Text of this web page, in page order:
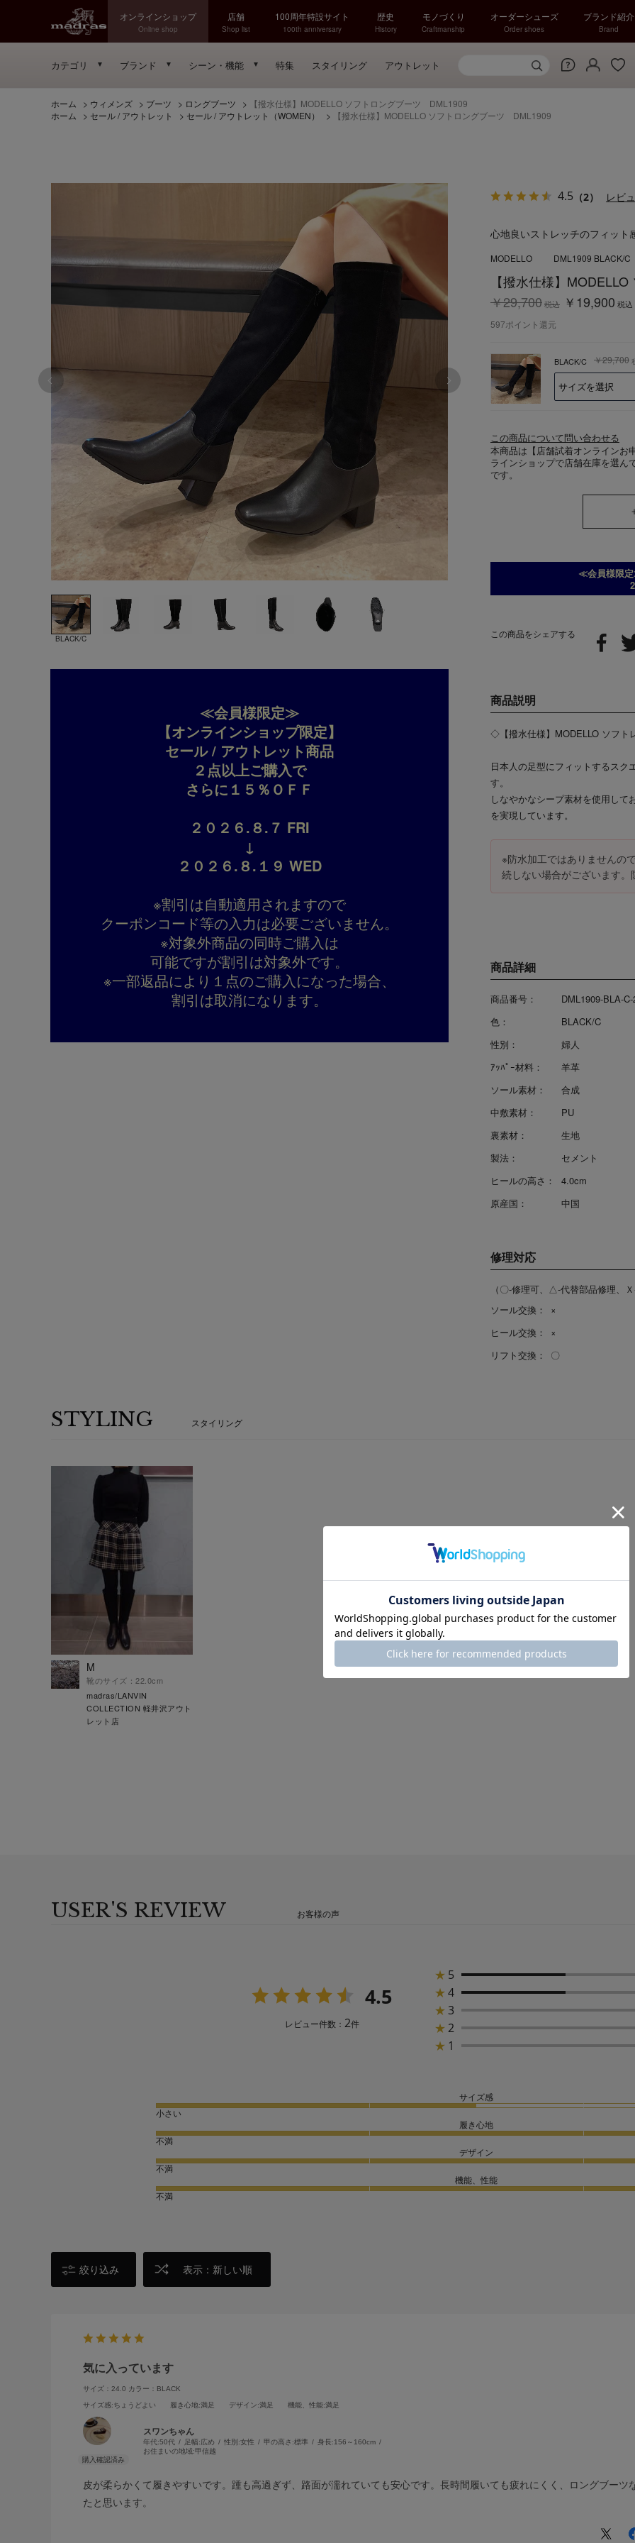
オンラインショップ
Online shop
店舗
Shop list
100周年特設サイト
100th anniversary
歴史
History
モノづくり
Craftmanship
オーダーシューズ
Order shoes
ブランド紹介
Brand
カテゴリ ブランド シーン・機能 特集 スタイリング アウトレット
ホーム > ウィメンズ > ブーツ > ロングブーツ >
【撥水仕様】MODELLO ソフトロングブーツ DML1909
ホーム
> セール / アウトレット > セール / アウトレット（WOMEN） > 【撥水仕様】MODELLO ソフトロングブーツ DML1909
BLACK/C
≪会員様限定≫
【オンラインショップ限定】
セール / アウトレット商品
２点以上ご購入で
さらに１５％ＯＦＦ
２０２６.８.７ FRI
↓
２０２６.８.１９ WED
※割引は自動適用されますので
クーポンコード等の入力は必要ございません。
※対象外商品の同時ご購入は
可能ですが割引は対象外です。
※一部返品により１点のご購入になった場合、
割引は取消になります。
この商品をシェアする
4.5 （2） レビ
心地良いストレッチのフィット
【撥水仕様】
￥19,900 税込
￥29,700税込
商品詳細
商品番号：
DML1909-BLA-
色：
BLACK/C
性別：
婦人
ｱｯﾊﾟｰ材料：
羊革
ソール素材：
合成
中敷素材：
PU
裏素材：
生地
製法：
セメント
ヒールの高さ：
4.0cm
原産国：
中国
修理対応
（〇-修理可、△-代替部品修理、
ソール交換：
×
ヒール交換：
×
リフト交換：
〇
BLACK/C ￥29,700
MODELLO DML1909 BLACK/C
597ポイント還元
商品説明
◇【撥水仕様】MODELLO ソフト
日本人の足型にフィットするスク
す。
しなやかなシープ素材を使用し
を実現しています。
※防水加工ではありませんの
続しない場合がございます
この商品について問い合わせる
本商品は【店舗試着オンラインお
ラインショップで店舗在庫を選ん
です。
≪会員様限
STYLING スタイリング
M
靴のサイズ：22.0cm
madras/LANVIN
COLLECTION 軽井沢アウト
レット店
USER'S REVIEW お客様の声
4.5
レビュー件数： 2件
★ 5
★4
★ 3
★2
★ 1
サイズ感
小さい
履き心地
不満
デザイン
不満
機能、性能
不満
絞り込み 表示：新しい順
気に入っています
サイズ：24.0 カラー：BLACK
サイズ感:ちょうどよい 履き心地:満足 デザイン:満足 機能、性能:満足
スワンちゃん
年代:50代 足幅:広め 性別:女性 甲の高さ:標準 身長:156～160cm
お住まいの地域:甲信越
皮が柔らかくて履きやすいです。踵も高過ぎず、路面が濡れていても安心です。長時間履いても疲れにくく、ロングブー
たと思います。